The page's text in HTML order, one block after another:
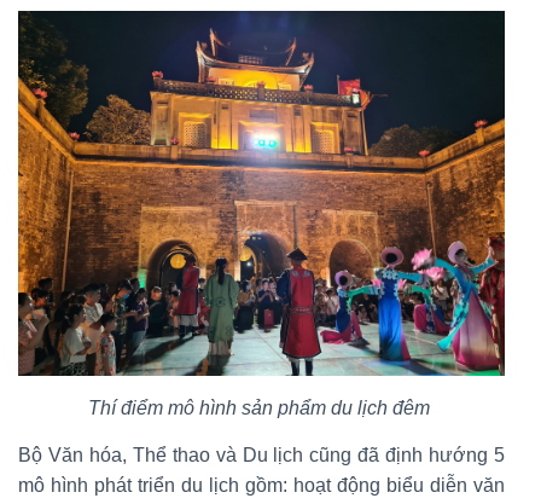
Thí điểm mô hình sản phẩm du lịch đêm
Bộ Văn hóa, Thể thao và Du lịch cũng đã định hướng 5
mô hình phát triển du lịch gồm: hoạt động biểu diễn văn